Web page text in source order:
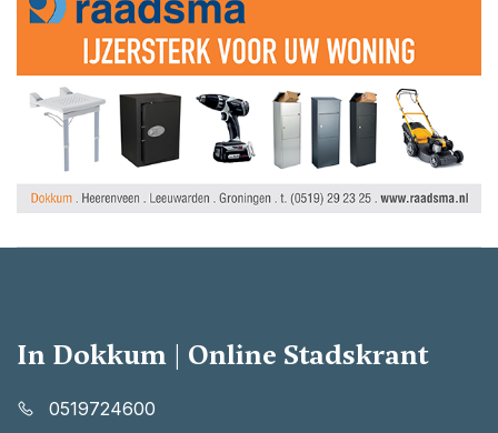
In Dokkum | Online Stadskrant
0519724600